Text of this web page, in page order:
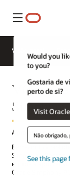
Menu
Would you
to you?
Gostaria de
perto de si?
Visit
Não
See this
Visão geral
Vídeos
Aproveite o
Bem-vindo à
Simphony. Nossos
equipe a aproveitar
Oracle Simphony